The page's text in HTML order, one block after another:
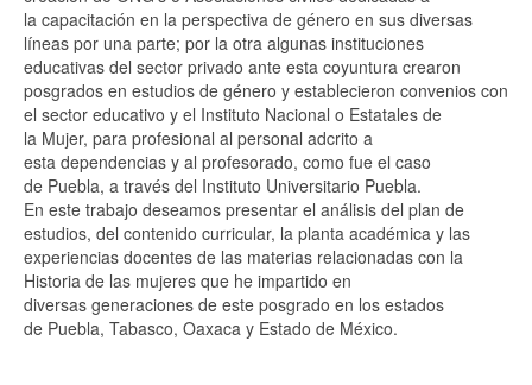
la capacitación en la perspectiva de género en sus diversas
líneas por una parte; por la otra algunas instituciones
educativas del sector privado ante esta coyuntura crearon
posgrados en estudios de género y establecieron convenios con
el sector educativo y el Instituto Nacional o Estatales de
la Mujer, para profesional al personal adcrito a
esta dependencias y al profesorado, como fue el caso
de Puebla, a través del Instituto Universitario Puebla.
En este trabajo deseamos presentar el análisis del plan de
estudios, del contenido curricular, la planta académica y las
experiencias docentes de las materias relacionadas con la
Historia de las mujeres que he impartido en
diversas generaciones de este posgrado en los estados
de Puebla, Tabasco, Oaxaca y Estado de México.